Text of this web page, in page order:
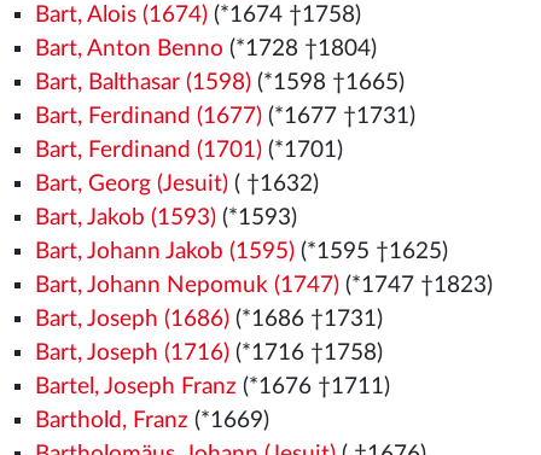
Bart, Alois (1674)(*1674 †1758)
Bart, Anton Benno (*1728 †1804)
Bart, Balthasar (1598)(*1598 †1665)
Bart, Ferdinand (1677)(*1677 †1731)
Bart, Ferdinand (1701)(*1701)
Bart, Georg (Jesuit)( †1632)
Bart, Jakob (1593)(*1593)
Bart, Johann Jakob (1595)(*1595 †1625)
Bart, Johann Nepomuk (1747)(*1747 †1823)
Bart, Joseph (1686)(*1686 †1731)
Bart, Joseph (1716)(*1716 †1758)
Bartel, Joseph Franz (*1676 †1711)
Barthold, Franz (*1669)